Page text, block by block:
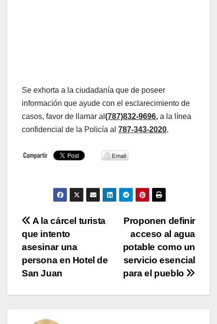
Se exhorta a la ciudadanía que de poseer
información que ayude con el esclarecimiento de
casos, favor de llamar al (787)832-9696, a la línea
confidencial de la Policía al 787-343-2020,
Navegación
de
entradas
Proponen definir
acceso al agua
potable como un
servicio esencial
para el pueblo
A la cárcel turista
que intento
asesinar una
persona en Hotel de
San Juan